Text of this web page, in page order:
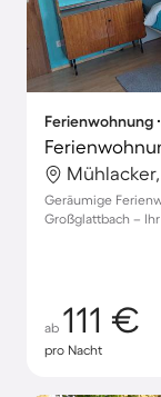
Ferienwohnung
Geräumige
Großglattbach –
ab 111 €
pro Nacht